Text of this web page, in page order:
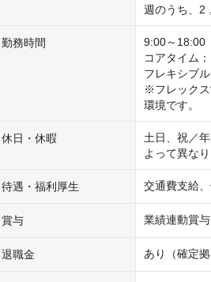
週のうち、2
勤務時間
9:00～18:00
コアタイム
フレキシブ
※フレックス
環境です。
休日・休暇
土日、祝／
よって異な
待遇・福利厚生 交通費支給
賞与 業績連動賞
退職金 あり（確定